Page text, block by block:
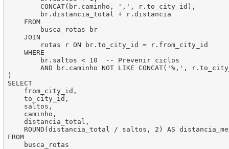
        CONCAT(br.caminho, ',', r.to_city_id),
        br.distancia_total + r.distancia
    FROM
        busca_rotas br
    JOIN
        rotas r ON br.to_city_id = r.from_city_id
    WHERE
        br.saltos < 10  -- Prevenir ciclos
AND br.caminho NOT LIKE CONCAT('%,',
)
SELECT
    from_city_id,
    to_city_id,
    saltos,
    caminho,
    distancia_total,
ROUND(distancia_total / saltos, 2) AS
FROM
    busca_rotas